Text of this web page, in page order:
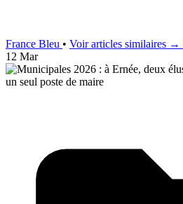
France Bleu • Voir articles similaires →
12 Mar